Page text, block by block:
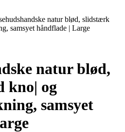
natur blød, slidstærk
samsyet håndflade | Large
natur blød,
kno| og
samsyet